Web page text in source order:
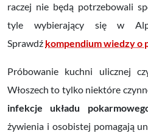
raczej nie będą potrzebowali
tyle wybierający się w
Sprawdź kompendium wiedzy o
Próbowanie kuchni ulicznej
Włoszech to tylko niektóre
infekcje układu
żywienia i osobistej pomagają